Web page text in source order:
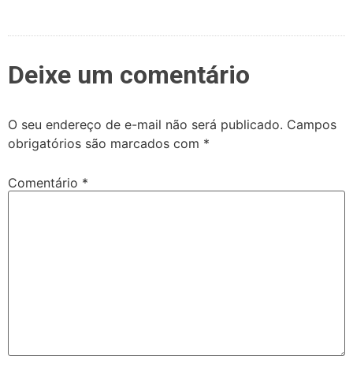
Deixe um comentário
O seu endereço de e-mail não será publicado. Campos
obrigatórios são marcados com *
Comentário *